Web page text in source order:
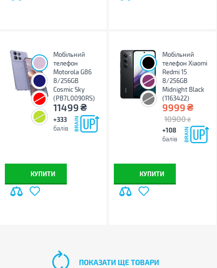
Мобільний
телефон
Motorola G86
8/256GB
Cosmic Sky
(PB7L0090RS)
11499₴
+333
балів
КУПИТИ
Мобільний
телефон Xiaomi
Redmi 15
8/256GB
Midnight Black
(1163422)
9999₴
10900 ₴
+108
балів
КУПИТИ
ПОКАЗАТИ ЩЕ ТОВАРИ